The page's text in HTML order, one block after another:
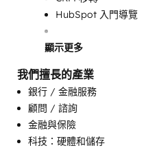
HubSpot 入門導覽
可程式自動化
顯示更多
我們擅長的產業
銀行 / 金融服務
顧問 / 諮詢
金融與保險
科技：硬體和儲存